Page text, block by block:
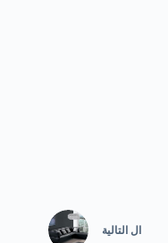
ال التالية